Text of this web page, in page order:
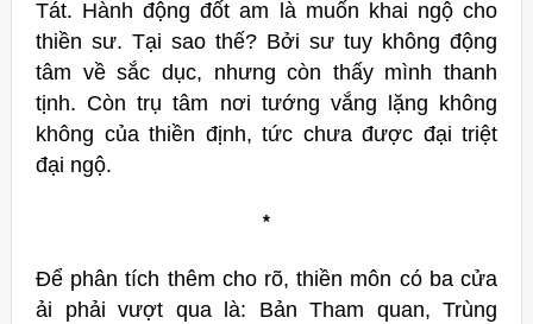
Tát. Hành động đốt am là muốn khai ngộ cho
thiền sư. Tại sao thế? Bởi sư tuy không động
tâm về sắc dục, nhưng còn thấy mình thanh
tịnh. Còn trụ tâm nơi tướng vắng lặng không
không của thiền định, tức chưa được đại triệt
đại ngộ.
*
Để phân tích thêm cho rõ, thiền môn có ba cửa
ải phải vượt qua là: Bản Tham quan, Trùng